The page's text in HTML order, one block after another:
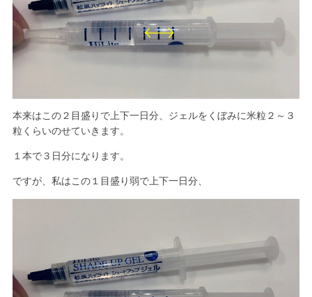
本来はこの２目盛りで上下一日分、ジェルをくぼみに米粒２～３
粒くらいのせていきます。
１本で３日分になります。
ですが、私はこの１目盛り弱で上下一日分、